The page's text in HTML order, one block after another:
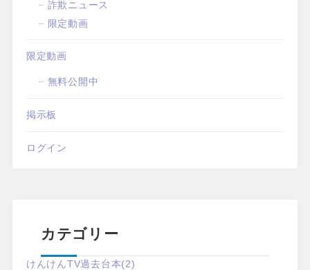
詐欺ニュース
限定動画
限定動画
無料公開中
掲示板
ログイン
カテゴリー
けんけんTV過去台本(2)